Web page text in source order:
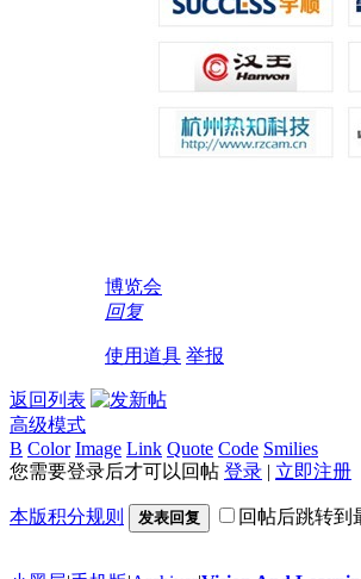
博览会
回复
使用道具 举报
返回列表
高级模式
B Color Image Link Quote Code Smilies
您需要登录后才可以回帖 登录 | 立即注册
本版积分规则 发表回复 回帖后跳转到